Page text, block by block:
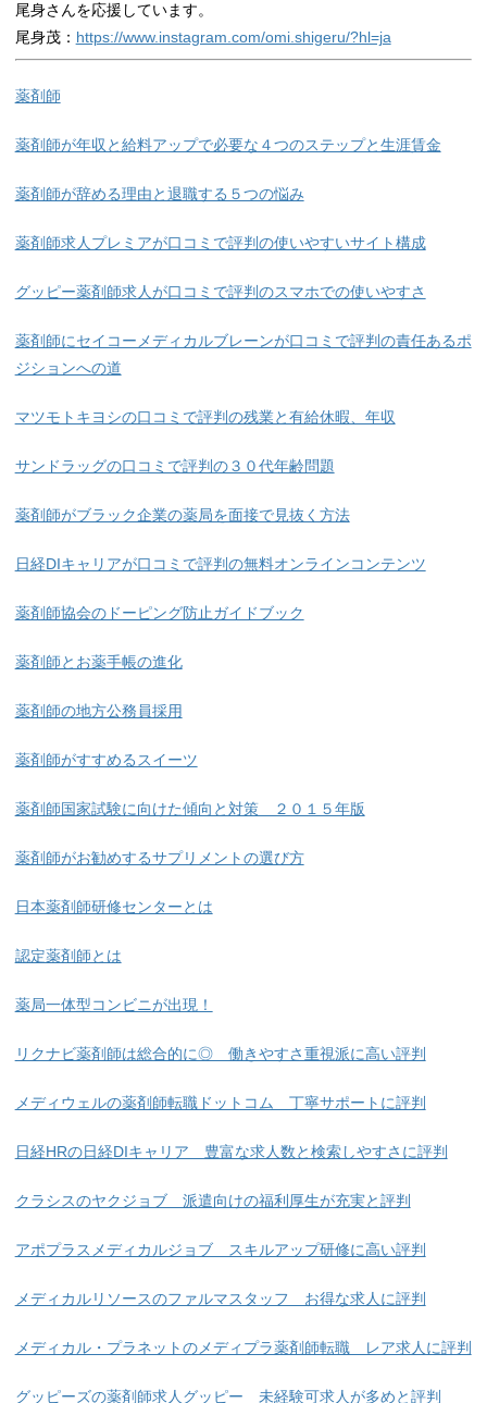
尾身さんを応援しています。
尾身茂： https://www.instagram.com/omi.shigeru/?hl=ja
薬剤師
薬剤師が年収と給料アップで必要な４つのステップと生涯賃金
薬剤師が辞める理由と退職する５つの悩み
薬剤師求人プレミアが口コミで評判の使いやすいサイト構成
グッピー薬剤師求人が口コミで評判のスマホでの使いやすさ
薬剤師にセイコーメディカルブレーンが口コミで評判の責任あるポ
ジションへの道
マツモトキヨシの口コミで評判の残業と有給休暇、年収
サンドラッグの口コミで評判の３０代年齢問題
薬剤師がブラック企業の薬局を面接で見抜く方法
日経DIキャリアが口コミで評判の無料オンラインコンテンツ
薬剤師協会のドーピング防止ガイドブック
薬剤師とお薬手帳の進化
薬剤師の地方公務員採用
薬剤師がすすめるスイーツ
薬剤師国家試験に向けた傾向と対策 ２０１５年版
薬剤師がお勧めするサプリメントの選び方
日本薬剤師研修センターとは
認定薬剤師とは
薬局一体型コンビニが出現！
リクナビ薬剤師は総合的に◎ 働きやすさ重視派に高い評判
メディウェルの薬剤師転職ドットコム 丁寧サポートに評判
日経HRの日経DIキャリア 豊富な求人数と検索しやすさに評判
クラシスのヤクジョブ 派遣向けの福利厚生が充実と評判
アポプラスメディカルジョブ スキルアップ研修に高い評判
メディカルリソースのファルマスタッフ お得な求人に評判
メディカル・プラネットのメディプラ薬剤師転職 レア求人に評判
グッピーズの薬剤師求人グッピー 未経験可求人が多めと評判